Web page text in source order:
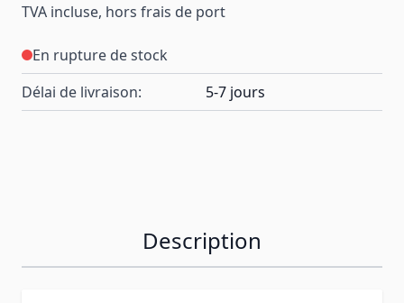
TVA incluse, hors frais de port
En rupture de stock
Délai de livraison:
5-7 jours
Description